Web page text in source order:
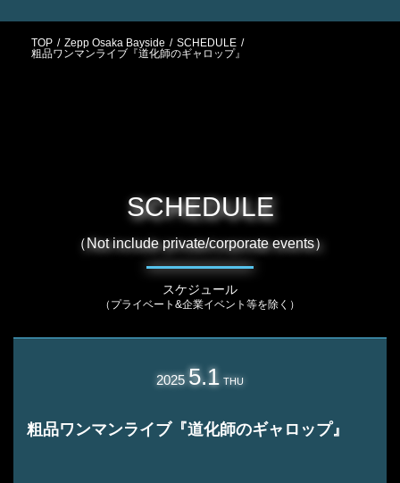
TOP Zepp Osaka Bayside
SCHEDULE
粗品ワンマンライブ『道化師のギャロップ』
SCHEDULE
（Not include private/corporate events）
スケジュール
（プライベート&企業イベント等を除く）
2025 5.1 THU
粗品ワンマンライブ『道化師のギャロップ』